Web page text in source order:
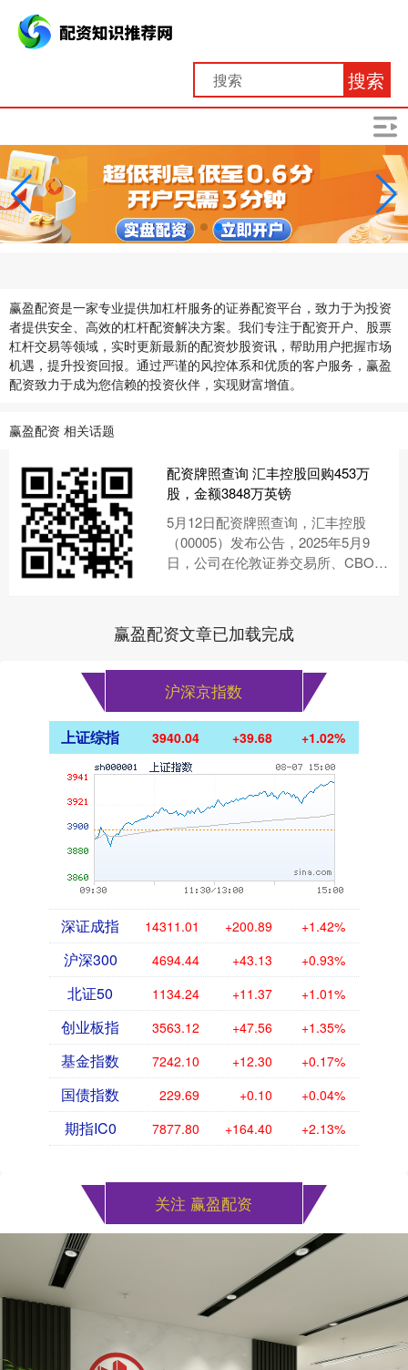
搜索
赢盈配资是一家专业提供加杠杆服务的证券配资平台，致力于为投资
者提供安全、高效的杠杆配资解决方案。我们专注于配资开户、股票
杠杆交易等领域，实时更新最新的配资炒股资讯，帮助用户把握市场
机遇，提升投资回报。通过严谨的风控体系和优质的客户服务，赢盈
配资致力于成为您信赖的投资伙伴，实现财富增值。
赢盈配资 相关话题
配资牌照查询 汇丰控股回购453万
股，金额3848万英镑
5月12日配资牌照查询，汇丰控股
（00005）发布公告，2025年5月9
日，公司在伦敦证券交易所、CBOE
赢盈配资文章已加载完成
沪深京指数
上证综指 3940.04 +39.68 +1.02%
深证成指 14311.01 +200.89 +1.42%
沪深300 4694.44 +43.13 +0.93%
北证50 1134.24 +11.37 +1.01%
创业板指 3563.12 +47.56 +1.35%
基金指数 7242.10 +12.30 +0.17%
国债指数 229.69 +0.10 +0.04%
期指IC0 7877.80 +164.40 +2.13%
关注 赢盈配资